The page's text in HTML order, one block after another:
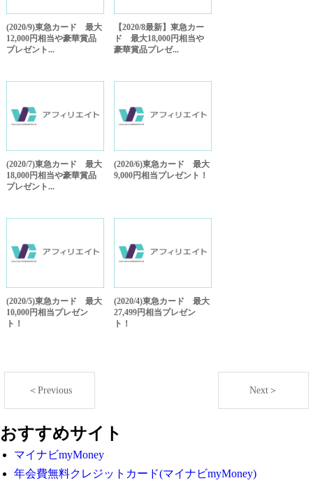
(2020/9)東急カード 最大
12,000円相当や豪華賞品
プレゼント...
【2020/8最新】東急カー
ド 最大18,000円相当や
豪華賞品プレゼ...
(2020/7)東急カード 最大
18,000円相当や豪華賞品
プレゼント...
(2020/6)東急カード 最大
9,000円相当プレゼント！
(2020/5)東急カード 最大
10,000円相当プレゼン
ト！
(2020/4)東急カード 最大
27,499円相当プレゼン
ト！
＜Previous Next＞
おすすめサイト
マイナビmyMoney
年会費無料クレジットカード(マイナビmyMoney)